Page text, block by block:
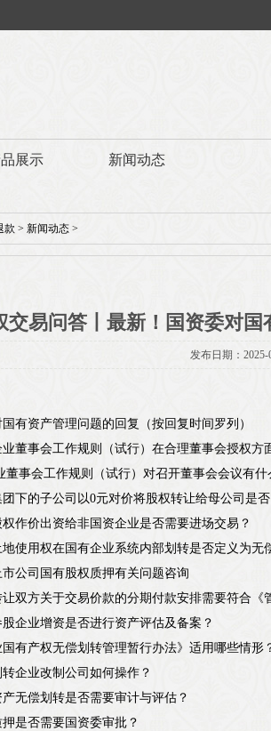
展示 新闻动态
款 > 新闻动态 >
交易问答丨最新！国资委对
发布日期：
有资产管理问题的回复（按回复时间罗列）
董事会工作规则（试行）在合理董事会授权方
董事会工作规则（试行）对召开董事会会议有什
下的子公司以0元对价将股权转让给母公司是
作价出资给非国资企业是否需要进场交易？
使用权在国有企业系统内部划转是否定义为无
公司国有股权质押有关问题咨询
双方关于交易价款的分期付款安排需要符合《
企业增资是否进行资产评估及备案？
有产权无偿划转管理暂行办法》适用哪些情形
企业改制公司如何操作？
无偿划转是否需要审计与评估？
是否需要国资委审批？